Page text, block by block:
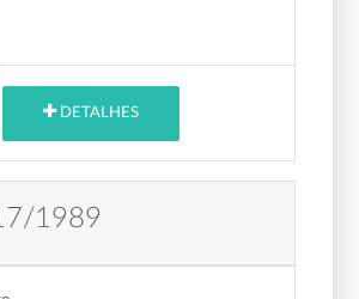
DETALHES
1989